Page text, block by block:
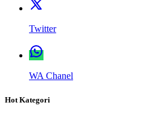
Twitter
WA Chanel
Hot Kategori